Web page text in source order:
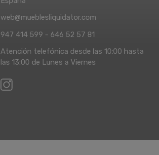
web@mueblesliquidator.com
947 414 599 - 646 52 57 81
Atención telefónica desde las 10:00 hasta
las 13:00 de Lunes a Viernes